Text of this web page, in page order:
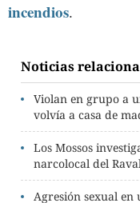
incendios.
Noticias
Violan en grupo a
volvía a casa de
Los Mossos
narcolocal del
Agresión sexual en